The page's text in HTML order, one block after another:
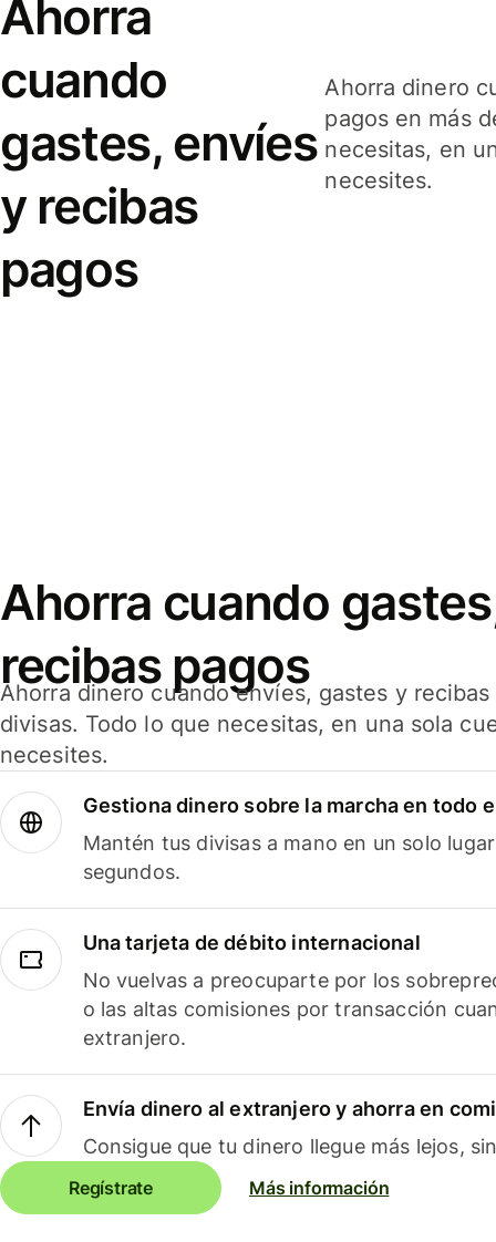
Ahorra
cuando
gastes, envíes
y recibas
pagos
Ahorra dinero
pagos en más
necesitas, en
necesites.
Ahorra cuando
recibas pagos
Ahorra dinero cuando envíes, gastes y
divisas. Todo lo que necesitas, en una sola
necesites.
Gestiona dinero sobre la marcha en todo
Mantén tus divisas a mano en un solo
segundos.
Una tarjeta de débito internacional
No vuelvas a preocuparte por los
o las altas comisiones por transacción
extranjero.
Envía dinero al extranjero y ahorra en
Consigue que tu dinero llegue más lejos,
Regístrate Más información